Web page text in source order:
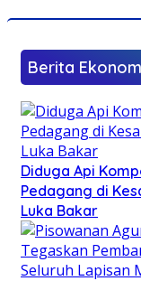
Berita
Diduga Api
Pedagang di
Luka Bakar